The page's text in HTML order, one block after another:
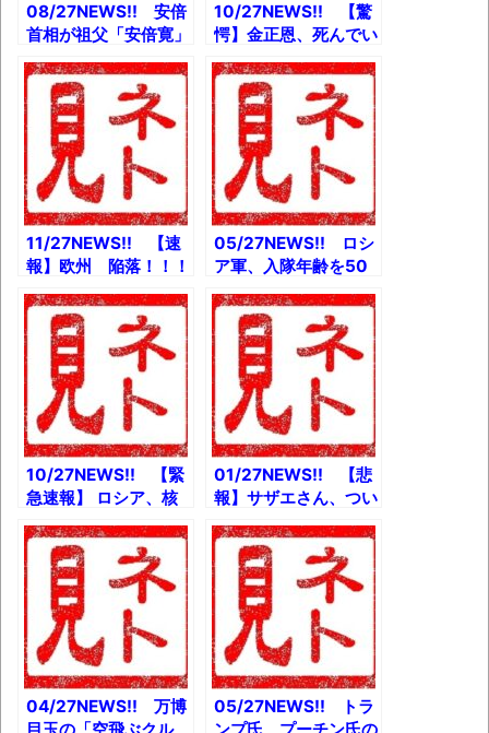
08/27NEWS!! 安倍
首相が祖父「安倍寛」
のことを口にしない理
由とか 鼻の穴に入れ
て取れなくなった
LEGOパーツ2年後に
無事出てくるとか
Windows 95が25周
年にとか
10/27NEWS!! 【驚
愕】金正恩、死んでい
たとか 眞子さん結婚
会見で戦慄タネ明かし
ネットで「怖い」の声
とか 【閲覧注意】小
泉進次郎さん不審者に
絡まれ神対応ｗとか
11/27NEWS!! 【速
報】欧州 陥落！！！
とか 中3刺殺事件、
被害者と犯人生徒が一
緒に写っている写真を
入手とか 生田絵梨
花“純白ドレス”の卒業
記念本表紙&タイトル
解禁とか
05/27NEWS!! ロシ
ア軍、入隊年齢を50
歳まで引き上げへと
か 木村拓哉がジャニ
ーズ退所か？とか
『くまのプーさん』の
ホラー映画が制作進行
中とか
10/27NEWS!! 【緊
急速報】 ロシア、核
ミサイル発射！とか
【悲報】増税メガネの
定額減税、年収600
万円以上は対象外と
か 2023ドラフト主
な指名漏れ選手一覧と
か 近畿大、ウナギ完
全養殖に成功とか
01/27NEWS!! 【悲
報】サザエさん、つい
にスポンサーが1社に
なるとか 長野駅前殺
傷事件、矢口雄資容疑
者（46）を逮捕と
か 「誹謗中傷大国ニ
ッポン」トレンド入
り、自民・松川るいが
問題提起とか 【ホロ
ライブ】沙花叉クロヱ
卒業ライブとか
04/27NEWS!! 万博
05/27NEWS!! トラ